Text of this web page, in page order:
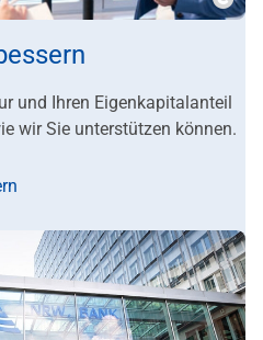
und Ihren Eigenkapitalanteil
wir Sie unterstützen können.